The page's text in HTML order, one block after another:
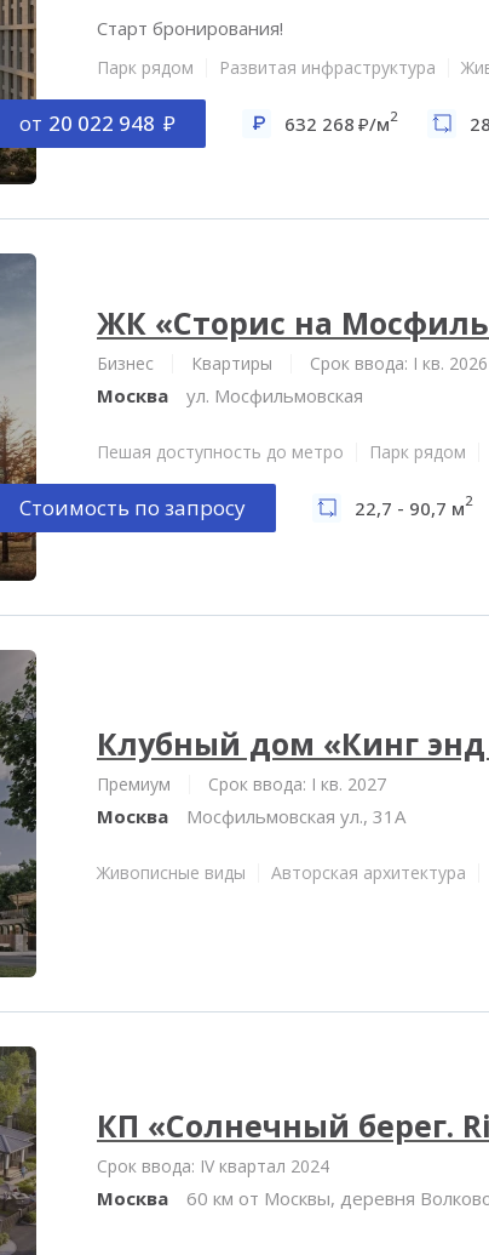
Старт бронирования!
Парк рядом Развитая инфраструктура
от 20 022 948 632 268 /м2
ЖК «Сторис на
Бизнес Квартиры Срок ввода: I кв. 2026
Москва ул. Мосфильмовская
Пешая доступность до метро Парк рядом
Стоимость по запросу 22,7 - 90,7 м2
Клубный дом «Кинг энд
Премиум Срок ввода: I кв. 2027
Москва Мосфильмовская ул., 31А
Живописные виды Авторская архитектура
КП «Солнечный берег.
Срок ввода: IV квартал 2024
Москва 60 км от Москвы, деревня